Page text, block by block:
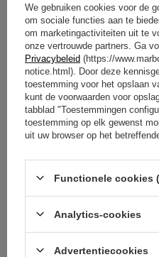
Fabrikant
MARBO
Spółka
Uw
Inhoud van uw mening
Uw naam
We gebruiken cookies voor de
om sociale functies aan te
om marketingactiviteiten uit te
onze vertrouwde partners. Ga
Privacybeleid (https://
notice.html). Door deze
toestemming voor het opslaan
kunt de voorwaarden voor
tabblad "Toestemmingen
toestemming op elk gewenst
uit uw browser op het
Functionele cookies
Analytics-cookies
Advertentiecookies